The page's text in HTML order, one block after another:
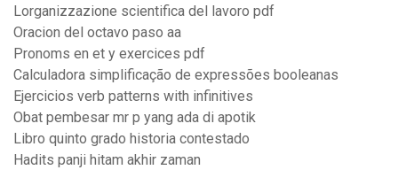
Lorganizzazione scientifica del lavoro pdf
Oracion del octavo paso aa
Pronoms en et y exercices pdf
Calculadora simplificação de expressões booleanas
Ejercicios verb patterns with infinitives
Obat pembesar mr p yang ada di apotik
Libro quinto grado historia contestado
Hadits panji hitam akhir zaman